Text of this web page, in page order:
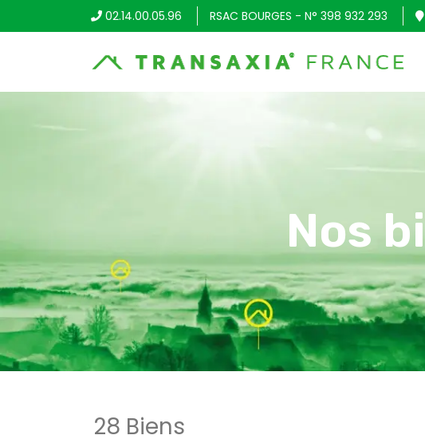
02.14.00.05.96 RSAC BOURGES - N° 398 932 293
Nos
28 Biens